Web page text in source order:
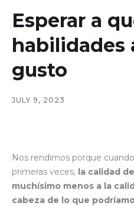
Esperar a
habilidades
gusto
JULY 9, 2023
Nos rendimos porque
primeras veces, la calidad
muchísimo menos a la
cabeza de lo que